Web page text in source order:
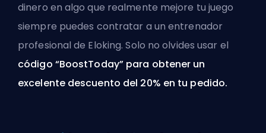
dinero en algo que realmente mejore tu juego
siempre puedes contratar a un entrenador
profesional de Eloking. Solo no olvides usar el
código “BoostToday” para obtener un
excelente descuento del 20% en tu pedido.